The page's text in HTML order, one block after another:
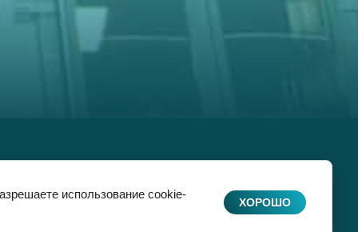
использование cookie-
ХОРОШО